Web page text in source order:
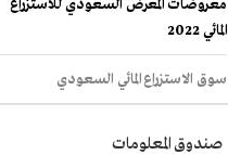
معروضات المعرض السعودي للاستزراع
المائي 2022
سوق الاستزراع المائي السعودي
صندوق المعلومات